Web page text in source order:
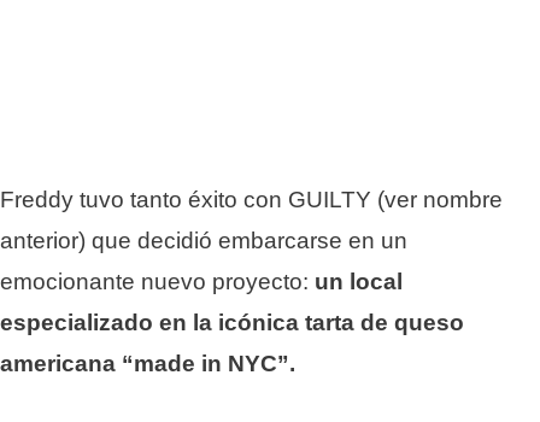
Freddy tuvo tanto éxito con GUILTY (ver nombre
anterior) que decidió embarcarse en un
emocionante nuevo proyecto: un local
especializado en la icónica tarta de queso
americana “made in NYC”.